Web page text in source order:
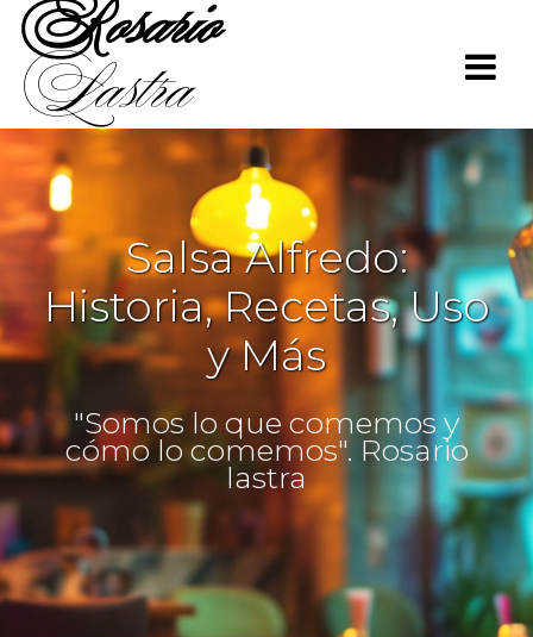
Rosario
Lastra
Salsa Alfredo:
Historia, Recetas, Uso
y Más
"Somos lo que comemos y
cómo lo comemos". Rosario
lastra